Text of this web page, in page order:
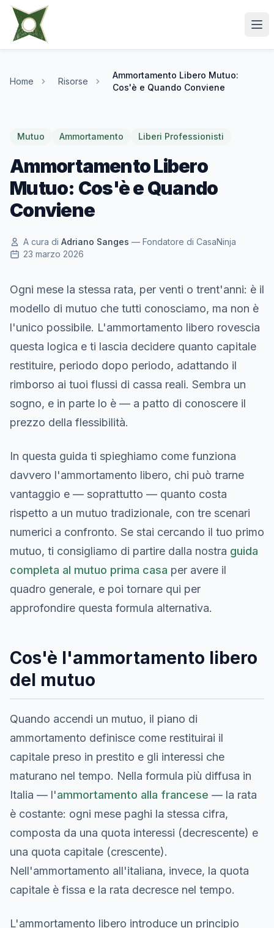
Home Risorse
Ammortamento Libero Mutuo:
Cos'è e Quando Conviene
Mutuo Ammortamento Liberi Professionisti
Ammortamento Libero
Mutuo: Cos'è e Quando
Conviene
A cura di Adriano Sanges — Fondatore di CasaNinja
23 marzo 2026
Ogni mese la stessa rata, per venti o trent'anni: è il
modello di mutuo che tutti conosciamo, ma non è
l'unico possibile. L'ammortamento libero rovescia
questa logica e ti lascia decidere quanto capitale
restituire, periodo dopo periodo, adattando il
rimborso ai tuoi flussi di cassa reali. Sembra un
sogno, e in parte lo è — a patto di conoscere il
prezzo della flessibilità.
In questa guida ti spieghiamo come funziona
davvero l'ammortamento libero, chi può trarne
vantaggio e — soprattutto — quanto costa
rispetto a un mutuo tradizionale, con tre scenari
numerici a confronto. Se stai cercando il tuo primo
mutuo, ti consigliamo di partire dalla nostra guida
completa al mutuo prima casa per avere il
quadro generale, e poi tornare qui per
approfondire questa formula alternativa.
Cos'è l'ammortamento libero
del mutuo
Quando accendi un mutuo, il piano di
ammortamento definisce come restituirai il
capitale preso in prestito e gli interessi che
maturano nel tempo. Nella formula più diffusa in
Italia — l'ammortamento alla francese — la rata
è costante: ogni mese paghi la stessa cifra,
composta da una quota interessi (decrescente) e
una quota capitale (crescente).
Nell'ammortamento all'italiana, invece, la quota
capitale è fissa e la rata decresce nel tempo.
L'ammortamento libero introduce un principio